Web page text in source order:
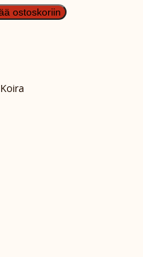
ostoskoriin
Koira